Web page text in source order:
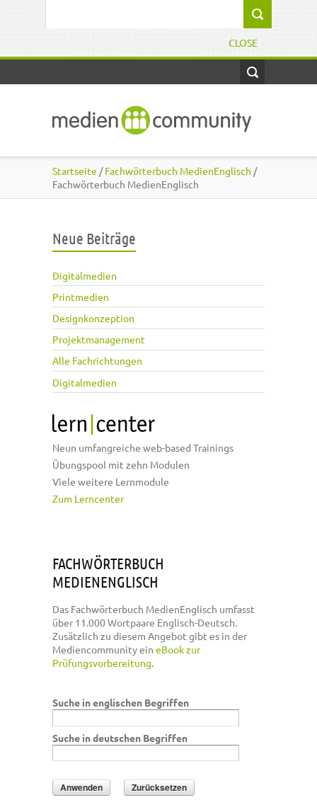
CLOSE
Startseite /Fachwörterbuch MedienEnglisch /
Fachwörterbuch MedienEnglisch
Neue Beiträge
Digitalmedien
Printmedien
Designkonzeption
Projektmanagement
Alle Fachrichtungen
Digitalmedien
Neun umfangreiche web-based Trainings
Übungspool mit zehn Modulen
Viele weitere Lernmodule
Zum Lerncenter
FACHWÖRTERBUCH
MEDIENENGLISCH
Das Fachwörterbuch MedienEnglisch umfasst
über 11.000 Wortpaare Englisch-Deutsch.
Zusätzlich zu diesem Angebot gibt es in der
Mediencommunity ein eBook zur
Prüfungsvorbereitung.
Suche in englischen Begriffen
Suche in deutschen Begriffen